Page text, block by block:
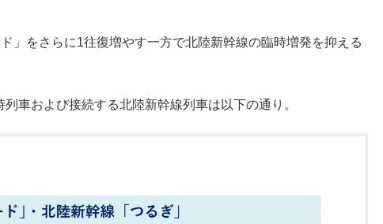
」をさらに1往復増やす一方で北陸新幹線の臨時増発を抑える
車および接続する北陸新幹線列車は以下の通り。